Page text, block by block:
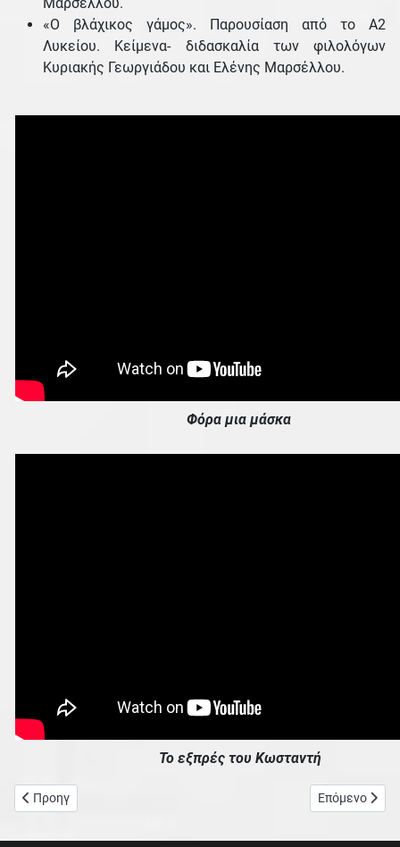
«Ο βλάχικος γάμος». Παρουσίαση από το Α2
Λυκείου. Κείμενα- διδασκαλία των φιλολόγων
Κυριακής Γεωργιάδου και Ελένης Μαρσέλλου.
Φόρα μια μάσκα
Το εξπρές του Κωσταντή
Προηγούμενο άρθρο: Αποκριάτικα δρώμενα 2023 (βίντεο)
Προηγ Επόμενο
Επόμενο